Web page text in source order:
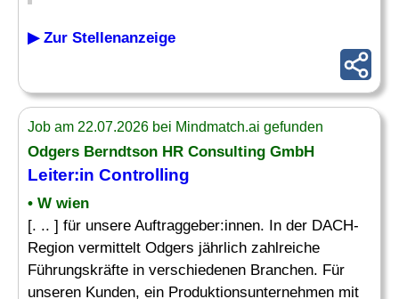
▶ Zur Stellenanzeige
Job am 22.07.2026 bei Mindmatch.ai gefunden
Odgers Berndtson HR Consulting GmbH
Leiter:in Controlling
• W wien
[. .. ] für unsere Auftraggeber:innen. In der DACH-
Region vermittelt Odgers jährlich zahlreiche
Führungskräfte in verschiedenen Branchen. Für
unseren Kunden, ein Produktionsunternehmen mit